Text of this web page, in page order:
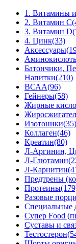
1. Витамины
2. Витамин С
3. Витамин D
4. Цинк(33)
Аксессуары
Батончики,
Напитки(210)
ВСАА(96)
Гейнеры(58)
Жирные
Изотоники(35)
Коллаген(46)
Креатин(80)
Л-Аргинин,
Л-Глютамин
Л-Карнитин
Предтрены
Протеины
Разовые
Специальные
Супер Food
Суставы и
Тестостерон